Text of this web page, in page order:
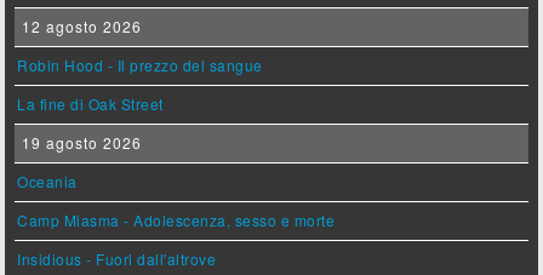
12 agosto 2026
Robin Hood - Il prezzo del sangue
La fine di Oak Street
19 agosto 2026
Oceania
Camp Miasma - Adolescenza, sesso e morte
Insidious - Fuori dall'altrove